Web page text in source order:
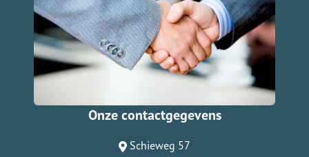
Onze contactgegevens
Schieweg 57